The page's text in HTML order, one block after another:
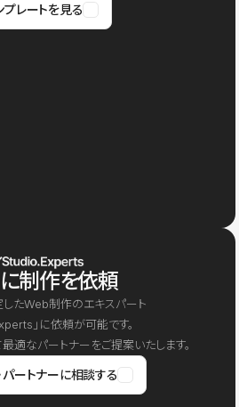
プレートを見る
制作を依頼
たWeb制作のエキスパート
」に依頼が可能です。
適なパートナーをご提案いたします。
パートナーに相談する